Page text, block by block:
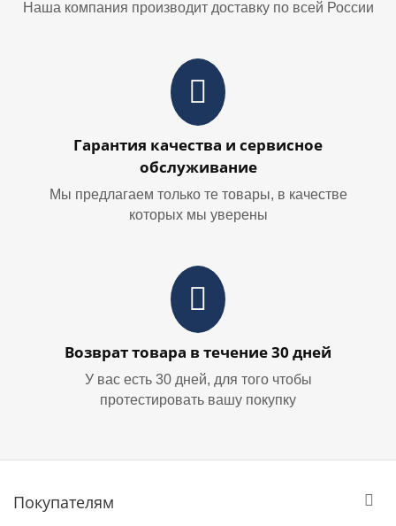
Наша компания производит доставку по всей России
Гарантия качества и сервисное
обслуживание
Мы предлагаем только те товары, в качестве
которых мы уверены
Возврат товара в течение 30 дней
У вас есть 30 дней, для того чтобы
протестировать вашу покупку
Покупателям